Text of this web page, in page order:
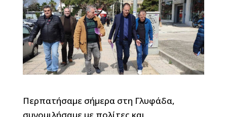
Περπατήσαμε σήμερα στη Γλυφάδα,